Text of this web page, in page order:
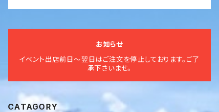
お知らせ
イベント出店前日〜翌日はご注文を停止しております。ご了
承下さいませ。
CATAGORY